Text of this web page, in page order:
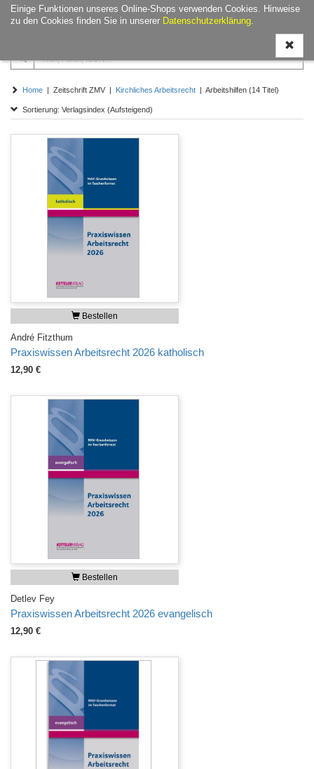
Einige Funktionen unseres Online-Shops verwenden Cookies. Hinweise
zu den Cookies finden Sie in unserer Datenschutzerklärung.
ein-/
Home | Zeitschrift ZMV | Kirchliches Arbeitsrecht | Arbeitshilfen (14 Titel)
Sortierung: Verlagsindex (Aufsteigend)
Bestellen
André Fitzthum
Praxiswissen Arbeitsrecht 2026 katholisch
12,90 €
Bestellen
Detlev Fey
Praxiswissen Arbeitsrecht 2026 evangelisch
12,90 €